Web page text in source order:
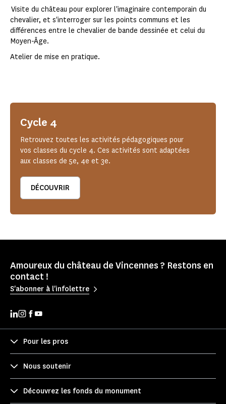
Visite du château pour explorer l'imaginaire contemporain du
chevalier, et s'interroger sur les points communs et les
différences entre le chevalier de bande dessinée et celui du
Moyen-Âge.
Atelier de mise en pratique.
Cycle 4
Retrouvez toutes les activités pédagogiques pour
vos classes du cycle 4. Ces activités sont adaptées
aux classes de 5e, 4e et 3e.
DÉCOUVRIR
Amoureux du château de Vincennes ? Restons en
contact !
S'abonner à l'infolettre
Pour les pros
Nous soutenir
Découvrez les fonds du monument